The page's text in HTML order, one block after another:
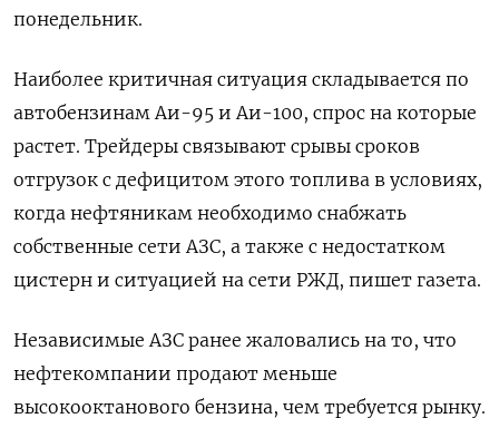
понедельник.
Наиболее критичная ситуация складывается по
автобензинам Аи-95 и Аи-100, спрос на которые
растет. Трейдеры связывают срывы сроков
отгрузок с дефицитом этого топлива в условиях,
когда нефтяникам необходимо снабжать
собственные сети АЗС, а также с недостатком
цистерн и ситуацией на сети РЖД, пишет газета.
Независимые АЗС ранее жаловались на то, что
нефтекомпании продают меньше
высокооктанового бензина, чем требуется рынку.